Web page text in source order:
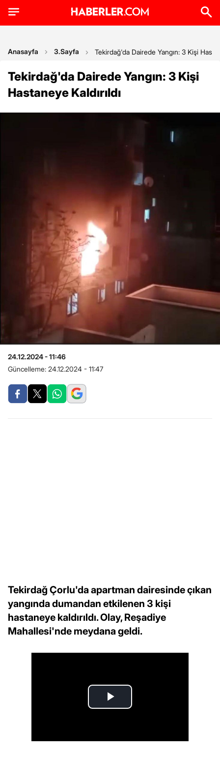
Anasayfa 3.Sayfa Tekirdağ'da Dairede Yangın: 3 Kişi
Tekirdağ'da Dairede Yangın: 3 Kişi
Hastaneye Kaldırıldı
24.12.2024 - 11:46
Güncelleme: 24.12.2024 - 11:47
Tekirdağ Çorlu'da apartman dairesinde çıkan
yangında dumandan etkilenen 3 kişi
hastaneye kaldırıldı. Olay, Reşadiye
Mahallesi'nde meydana geldi.